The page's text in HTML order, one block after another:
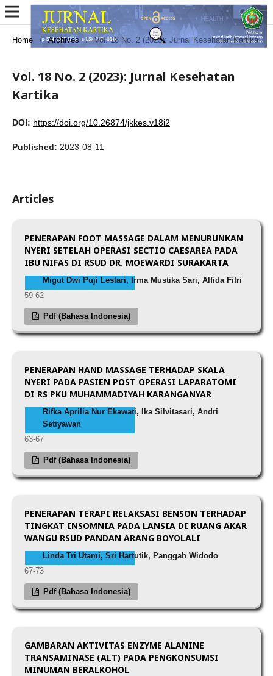
Home / Archives / Vol. 18 No. 2 (2023): Jurnal Kesehatan Kartika
Vol. 18 No. 2 (2023): Jurnal Kesehatan
Kartika
DOI: https://doi.org/10.26874/jkkes.v18i2
Published: 2023-08-11
Articles
PENERAPAN FOOT MASSAGE DALAM MENURUNKAN
NYERI SETELAH OPERASI SECTIO CAESAREA PADA
IBU NIFAS DI RSUD DR. MOEWARDI SURAKARTA
Migut Dwi Puji Lestari, Irma Mustika Sari, Alfida Fitri
59-62
Pdf (Bahasa Indonesia)
PENERAPAN HAND MASSAGE TERHADAP SKALA
NYERI PADA PASIEN POST OPERASI LAPARATOMI
DI RS PKU MUHAMMADIYAH KARANGANYAR
Rifka Aprilia Nur Ekawati, Ika Silvitasari, Andri
Setiyawan
63-67
Pdf (Bahasa Indonesia)
PENERAPAN TERAPI RELAKSASI BENSON TERHADAP
TINGKAT INSOMNIA PADA LANSIA DI RUANG AKAR
WANGU RSUD PANDAN ARANG BOYOLALI
Linda Tri Utami, Sri Hartutik, Panggah Widodo
67-73
Pdf (Bahasa Indonesia)
GAMBARAN AKTIVITAS ENZYME ALANINE
TRANSAMINASE (ALT) PADA PENGKONSUMSI
MINUMAN BERALKOHOL